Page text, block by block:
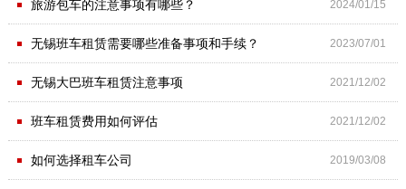
· 旅游包车的注意事项有哪些？ 2024/01/15
· 无锡班车租赁需要哪些准备事项和手续？ 2023/07/01
· 无锡大巴班车租赁注意事项 2021/12/02
· 班车租赁费用如何评估 2021/12/02
· 如何选择租车公司 2019/03/08